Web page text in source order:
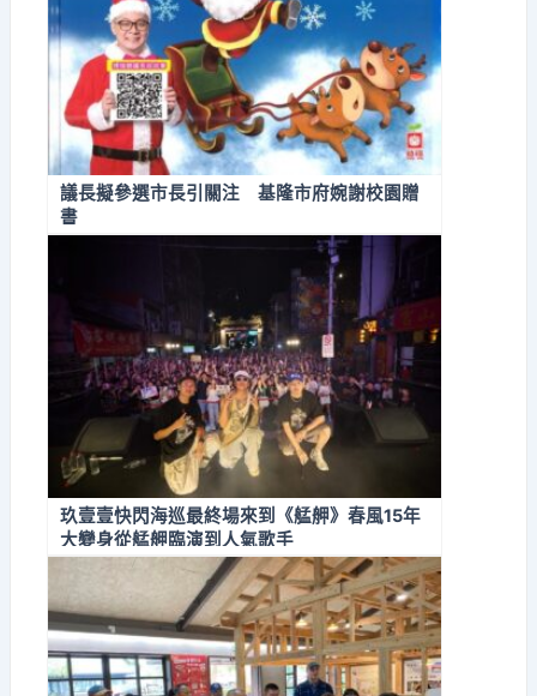
議長擬參選市長引關注 基隆市府婉謝校園贈
書
玖壹壹快閃海巡最終場來到《艋舺》春風15年
大變身從艋舺臨演到人氣歌手